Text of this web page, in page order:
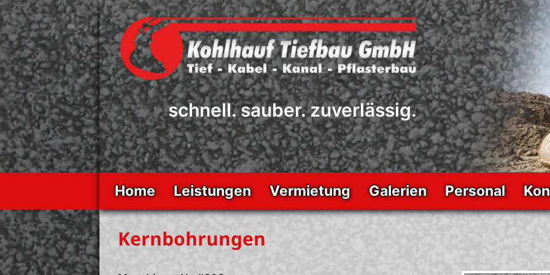
Zum
Inhalt
springen
schnell. sauber. zuverlässig.
Home Leistungen Vermietung Galerien Personal
Kernbohrungen